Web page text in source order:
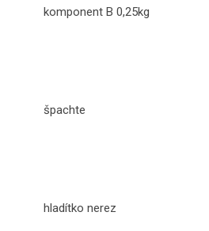
komponent B 0,25kg
špachte
hladítko nerez